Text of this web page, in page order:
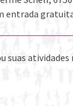
entrada
suas